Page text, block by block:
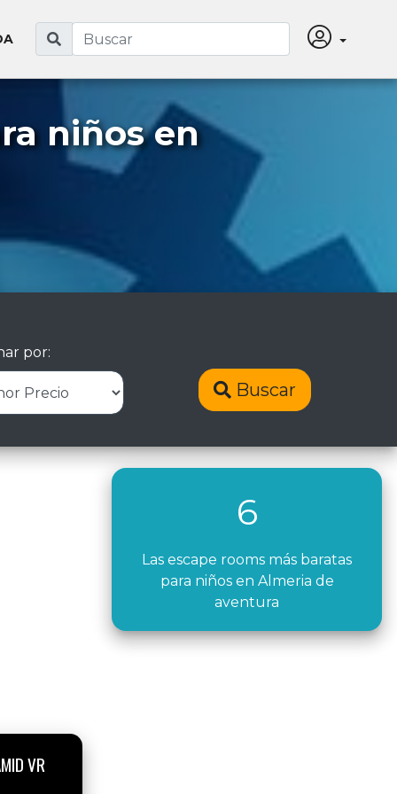
niños en
por:
Buscar
VR
6
Las escape rooms más baratas
para niños en Almeria de
aventura